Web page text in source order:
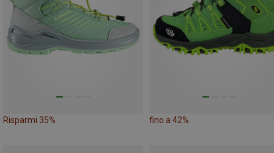
Risparmi 35% fino a 42%